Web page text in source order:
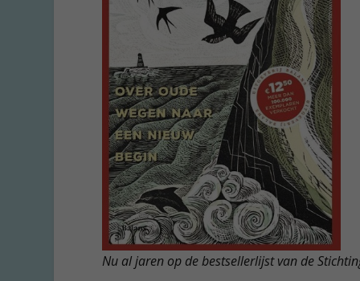
Nu al jaren op de bestsellerlijst van de